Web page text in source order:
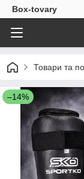
Box-tovary
Товари та
–14%